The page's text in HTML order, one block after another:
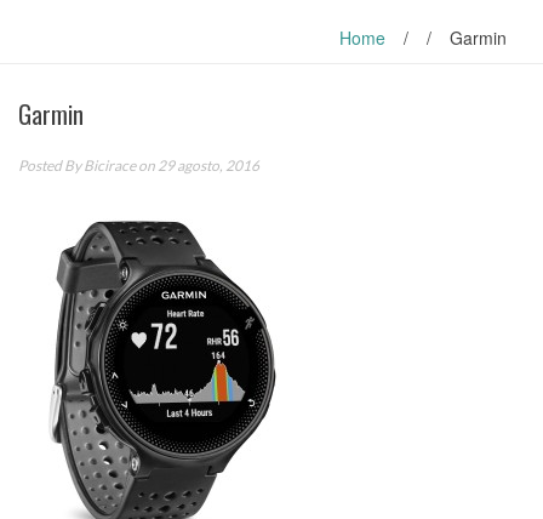
Home / / Garmin
Garmin
Posted ByBiciraceon 29 agosto, 2016